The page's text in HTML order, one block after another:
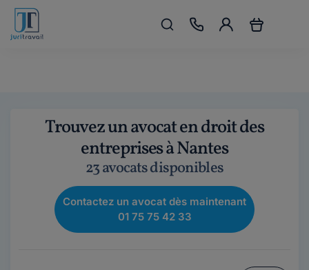
Trouvez un avocat en droit des
entreprises à Nantes
23 avocats disponibles
Contactez un avocat dès maintenant
01 75 75 42 33